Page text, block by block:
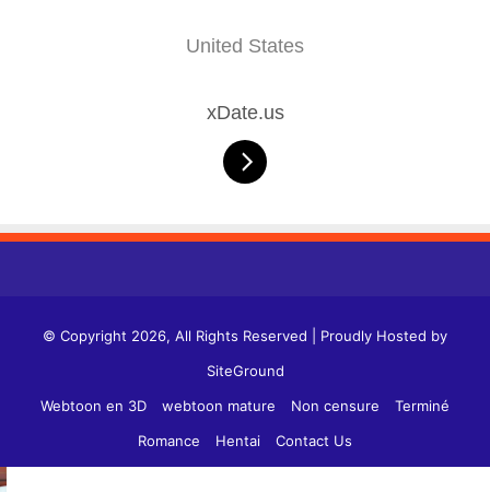
United States
xDate.us
© Copyright 2026, All Rights Reserved | Proudly Hosted by
SiteGround
Webtoon en 3D
webtoon mature Non censure
Terminé
Romance
Hentai Contact Us